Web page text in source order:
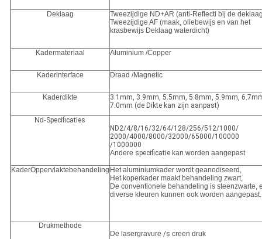
Deklaag
Tweezijdige ND+AR (anti-Reflecti bij de
Tweezijdige AF (maak, oliebewijs en van het
krasbewijs Deklaag waterdicht)
Kadermateriaal Aluminium /Copper
Kaderinterface Draad /Magnetic
Kaderdikte
3.1mm, 3.9mm, 5.5mm, 5.8mm, 5.9mm,
7.0mm (de Dikte kan zijn aanpast)
Nd-Specificaties
ND2/4/8/16/32/64/128/256/512/1000/
2000/4000/8000/32000/65000/100000
/1000000
Andere specificatie kan worden aangepast
KaderOppervlaktebehandeling Het aluminiumkader wordt geanodiseerd,
Het koperkader maakt behandeling zwart,
De conventionele behandeling is steenzwarte,
diverse kleuren kunnen ook worden aangepast.
Drukmethode
De lasergravure /s creen druk